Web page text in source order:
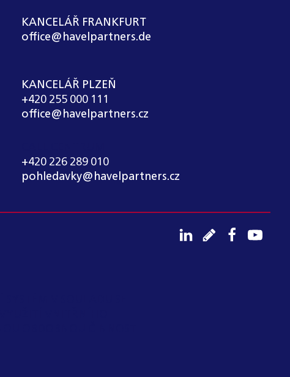
KANCELÁŘ FRANKFURT
office@havelpartners.de
KANCELÁŘ PLZEŇ
+420 255 000 111
office@havelpartners.cz
+420 226 289 010
pohledavky@havelpartners.cz